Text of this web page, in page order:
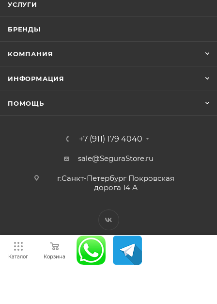
УСЛУГИ
БРЕНДЫ
КОМПАНИЯ
ИНФОРМАЦИЯ
ПОМОЩЬ
+7 (911) 179 4040
sale@SeguraStore.ru
г.Санкт-Петербург Покровская
дорога 14 А
Каталог Корзина